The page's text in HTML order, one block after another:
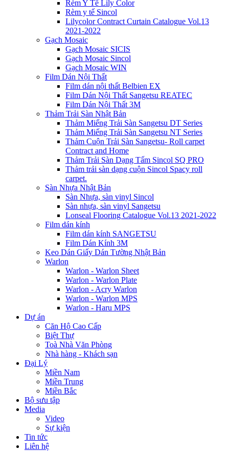
Rèm Y Tế Lily Color
Rèm y tế Sincol
Lilycolor Contract Curtain Catalogue Vol.13
2021-2022
Gạch Mosaic
Gạch Mosaic SICIS
Gạch Mosaic Sincol
Gạch Mosaic WIN
Film Dán Nội Thất
Film dán nội thất Belbien EX
Film Dán Nội Thất Sangetsu REATEC
Film Dán Nội Thất 3M
Thảm Trải Sàn Nhật Bản
Thảm Miếng Trải Sàn Sangetsu DT Series
Thảm Miếng Trải Sàn Sangetsu NT Series
Thảm Cuộn Trải Sàn Sangetsu- Roll carpet
Contract and Home
Thảm Trải Sàn Dạng Tấm Sincol SQ PRO
Thảm trải sàn dạng cuộn Sincol Spacy roll
carpet.
Sàn Nhựa Nhật Bản
Sàn Nhựa, sàn vinyl Sincol
Sàn nhựa, sàn vinyl Sangetsu
Lonseal Flooring Catalogue Vol.13 2021-2022
Film dán kính
Film dán kính SANGETSU
Film Dán Kính 3M
Keo Dán Giấy Dán Tường Nhật Bản
Warlon
Warlon - Warlon Sheet
Warlon - Warlon Plate
Warlon - Acry Warlon
Warlon - Warlon MPS
Warlon - Haru MPS
Dự án
Căn Hộ Cao Cấp
Biệt Thự
Toà Nhà Văn Phòng
Nhà hàng - Khách sạn
Đại Lý
Miền Nam
Miền Trung
Miền Bắc
Bộ sưu tập
Media
Video
Sự kiện
Tin tức
Liên hệ